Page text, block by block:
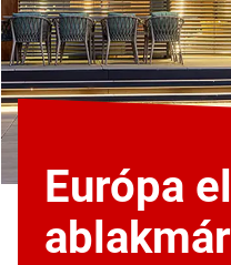
Európa